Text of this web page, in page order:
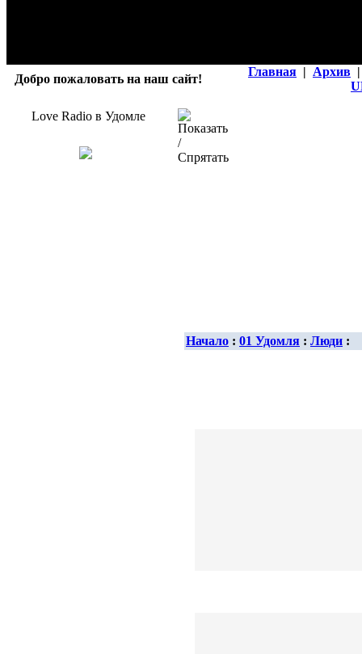
Добро пожаловать на наш сайт!
Главная | Архив |
Love Radio в Удомле
Начало : 01 Удомля : Люди :